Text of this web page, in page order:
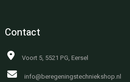
Contact
Voort 5, 5521 PG, Eersel
info@beregeningstechniekshop.nl